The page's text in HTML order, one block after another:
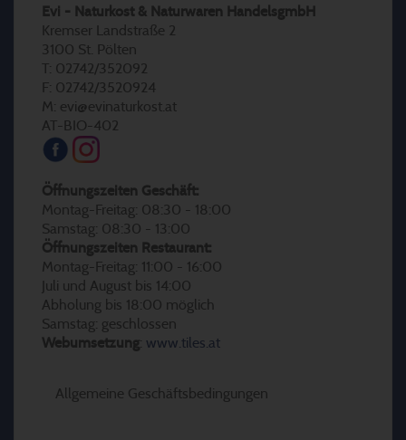
Evi - Naturkost & Naturwaren HandelsgmbH
Kremser Landstraße 2
3100 St. Pölten
T: 02742/352092
F: 02742/3520924
M: evi@evinaturkost.at
AT-BIO-402
Öffnungszeiten Geschäft:
Montag-Freitag: 08:30 - 18:00
Samstag: 08:30 - 13:00
Öffnungszeiten Restaurant:
Montag-Freitag: 11:00 - 16:00
Juli und August bis 14:00
Abholung bis 18:00 möglich
Samstag: geschlossen
Webumsetzung: www.tiles.at
Allgemeine Geschäftsbedingungen